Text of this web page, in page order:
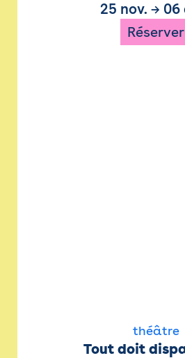
25 nov. → 06
Réserver
théâtre
Tout doit